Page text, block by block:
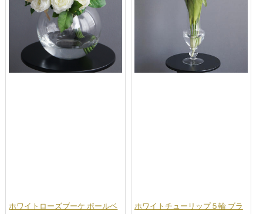
ホワイトローズブーケ ボールベ
ホワイトチューリップ５輪 ブラ